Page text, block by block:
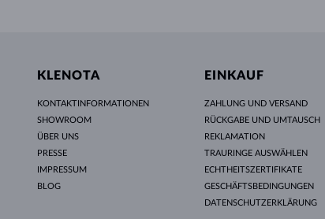
KLENOTA
KONTAKTINFORMATIONEN
SHOWROOM
ÜBER UNS
PRESSE
IMPRESSUM
BLOG
EINKAUF
ZAHLUNG UND VERSAND
RÜCKGABE UND UMTAUSCH
REKLAMATION
TRAURINGE AUSWÄHLEN
ECHTHEITSZERTIFIKATE
GESCHÄFTSBEDINGUNGEN
DATENSCHUTZERKLÄRUNG